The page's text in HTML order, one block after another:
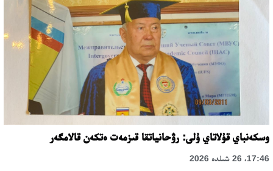
وسكەنباي قۇلاتاي ۇلى: رۋحانياتقا قىزمەت ەتكەن قالامگەر
17:46، 26 شىلدە 2026